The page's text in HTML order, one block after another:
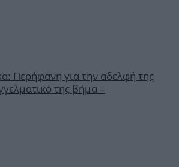
Περήφανη για την αδελφή της
της βήμα –